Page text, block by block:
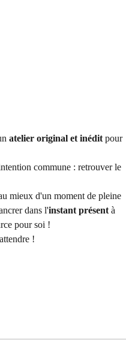
atelier original et inédit pour
commune : retrouver le
mieux d'un moment de pleine
dans l'instant présent à
pour soi !
!